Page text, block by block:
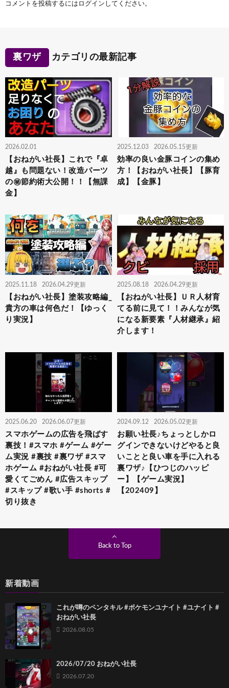
コメントを投稿するには ログイン してください。
裏ワザ カテゴリの最新記事
2026.02.01
【おねがい社長】これで『卓
越』も問題ない！改造パーツ
の㊙️節約術大公開！！【無課
金】
2025.12.03 2026.05.15更新
効率の良い金豚コインの集め
方！【おねがい社長】【豚育
成】【金豚】
2025.11.18 2026.04.29更新
【おねがい社長】塗装攻略編_
貴方の車は何色だ！【ゆっく
り実況】
2025.08.18 2026.04.29更新
【おねがい社長】ＵＲ人材育
てる前に見て！！みんなが気
になる新要素『人材継承』紹
介します！
2025.06.20 2026.06.07更新
スマホゲームの広告を飛ばす
裏技！#スマホ #ゲーム #ゲー
ム実況 #裏技 #裏ワザ #スマ
ホゲーム #おねがい社長 #可
愛くてごめん #広告スキップ
#スキップ #歌い手 #shorts #
切り抜き
2024.09.12 2026.05.02更新
お願い社長♪ちょっとしかロ
グインできないけどやると良
いことと良い車を手に入れる
裏ワザ♪【ひつじのハッピ
ー】【ゲーム実況】
【202409】
Back to Top
新着動画
これが噂のペンタキル #ポケモンユナイト #ユナイト #
おねがい社長
2026.08.05
2026/07/20 おねがい社長
2026.07.20